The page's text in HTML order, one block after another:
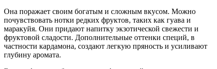
Она поражает своим богатым и сложным вкусом. Можно
почувствовать нотки редких фруктов, таких как гуава и
маракуйя. Они придают напитку экзотической свежести и
фруктовой сладости. Дополнительные оттенки специй, в
частности кардамона, создают легкую пряность и усиливают
глубину аромата.